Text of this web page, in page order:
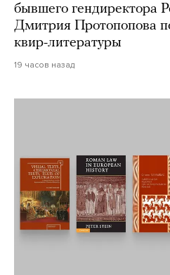
бывшего гендиректора
Дмитрия Протопопова
квир-литературы
19 часов назад